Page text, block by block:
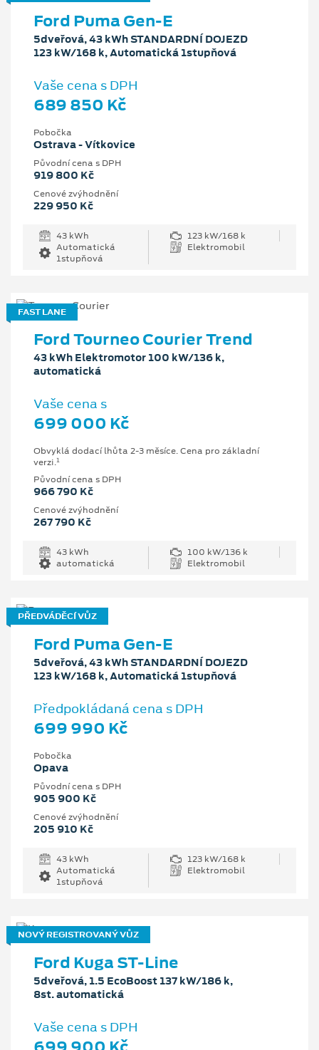
Ford Puma Gen-E
5dveřová, 43 kWh STANDARDNÍ DOJEZD
123 kW/168 k, Automatická 1stupňová
Vaše cena s DPH
689 850 Kč
Pobočka
Ostrava - Vítkovice
Původní cena s DPH
919 800 Kč
Cenové zvýhodnění
229 950 Kč
43 kWh
123 kW/168 k
Automatická
1stupňová
Elektromobil
FAST LANE
Ford Tourneo Courier Trend
43 kWh Elektromotor 100 kW/136 k,
automatická
Vaše cena s
699 000 Kč
Obvyklá dodací lhůta 2-3 měsíce. Cena pro základní
verzi.1
Původní cena s DPH
966 790 Kč
Cenové zvýhodnění
267 790 Kč
43 kWh
100 kW/136 k
automatická
Elektromobil
PŘEDVÁDĚCÍ VŮZ
Ford Puma Gen-E
5dveřová, 43 kWh STANDARDNÍ DOJEZD
123 kW/168 k, Automatická 1stupňová
Předpokládaná cena s DPH
699 990 Kč
Pobočka
Opava
Původní cena s DPH
905 900 Kč
Cenové zvýhodnění
205 910 Kč
43 kWh
123 kW/168 k
Automatická
1stupňová
Elektromobil
NOVÝ REGISTROVANÝ VŮZ
Ford Kuga ST-Line
5dveřová, 1.5 EcoBoost 137 kW/186 k,
8st. automatická
Vaše cena s DPH